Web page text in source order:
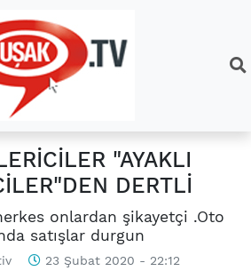
"AYAKLI
DERTLİ
onlardan şikayetçi .Oto
satışlar durgun
23 Şubat 2020 - 22:12